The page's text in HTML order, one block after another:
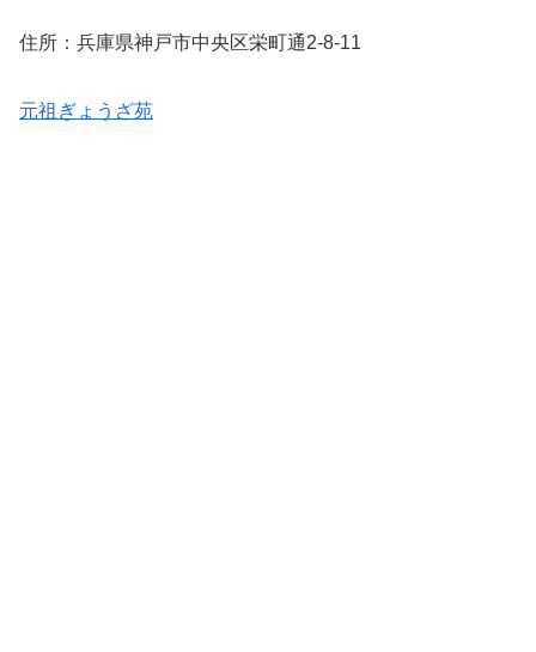
住所：兵庫県神戸市中央区栄町通2-8-11
元祖ぎょうざ苑